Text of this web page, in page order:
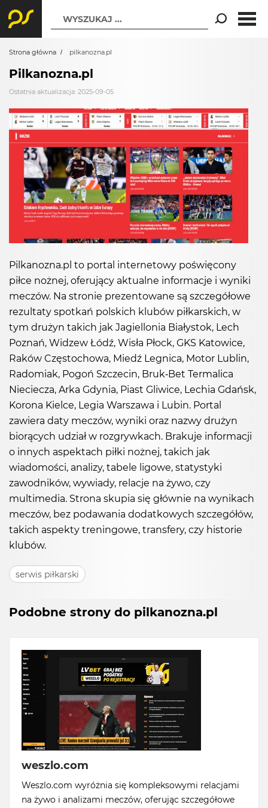
WYSZUKAJ ...
Strona główna pilkanozna.pl
Pilkanozna.pl
Ostatnia aktualizacja: 2025-09-05
Pilkanozna.pl to portal internetowy poświęcony
piłce nożnej, oferujący aktualne informacje i wyniki
meczów. Na stronie prezentowane są szczegółowe
rezultaty spotkań polskich klubów piłkarskich, w
tym drużyn takich jak Jagiellonia Białystok, Lech
Poznań, Widzew Łódź, Wisła Płock, GKS Katowice,
Raków Częstochowa, Miedź Legnica, Motor Lublin,
Radomiak, Pogoń Szczecin, Bruk-Bet Termalica
Nieciecza, Arka Gdynia, Piast Gliwice, Lechia Gdańsk,
Korona Kielce, Legia Warszawa i Lubin. Portal
zawiera daty meczów, wyniki oraz nazwy drużyn
biorących udział w rozgrywkach. Brakuje informacji
o innych aspektach piłki nożnej, takich jak
wiadomości, analizy, tabele ligowe, statystyki
zawodników, wywiady, relacje na żywo, czy
multimedia. Strona skupia się głównie na wynikach
meczów, bez podawania dodatkowych szczegółów,
takich aspekty treningowe, transfery, czy historie
klubów.
serwis piłkarski
Podobne strony do pilkanozna.pl
weszlo.com
Weszlo.com wyróżnia się kompleksowymi relacjami
na żywo i analizami meczów, oferując szczegółowe